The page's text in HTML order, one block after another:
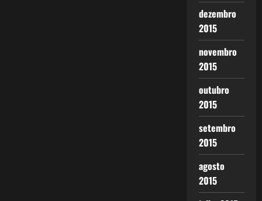
dezembro
2015
novembro
2015
outubro
2015
setembro
2015
agosto
2015